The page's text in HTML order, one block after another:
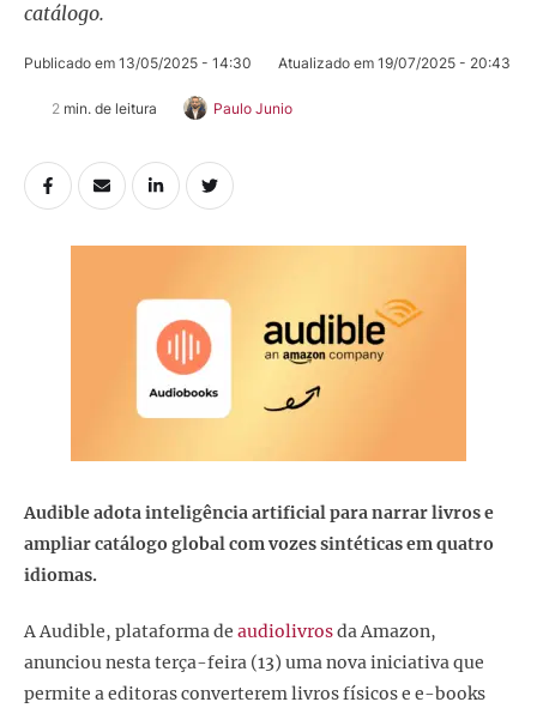
catálogo.
Publicado em 13/05/2025 - 14:30 Atualizado em 19/07/2025 - 20:43
2 min. de leitura Paulo Junio
Audible adota inteligência artificial para narrar livros e
ampliar catálogo global com vozes sintéticas em quatro
idiomas.
A Audible, plataforma de audiolivrosda Amazon,
anunciou nesta terça-feira (13) uma nova iniciativa que
permite a editoras converterem livros físicos e e-books